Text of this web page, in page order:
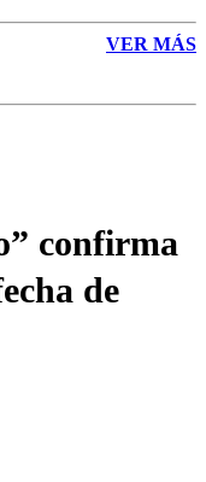
VER MÁS
confirma
de